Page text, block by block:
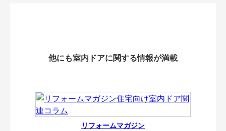
他にも室内ドアに関する情報が満載
リフォームマガジン